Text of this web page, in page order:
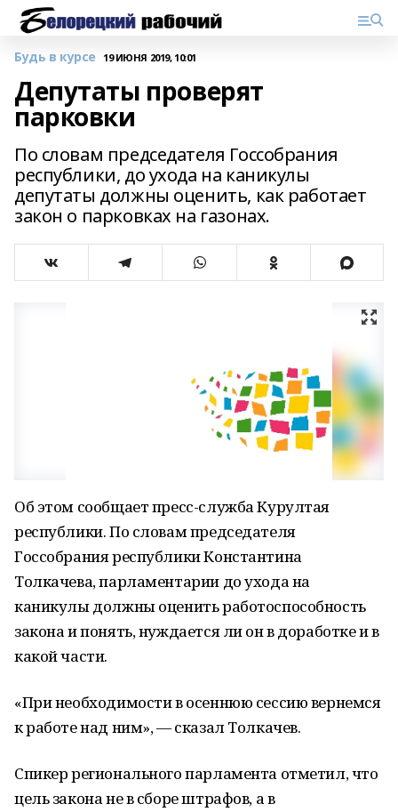
Будь в курсе 19 ИЮНЯ 2019, 10:01
Депутаты проверят
парковки
По словам председателя Госсобрания
республики, до ухода на каникулы
депутаты должны оценить, как работает
закон о парковках на газонах.
Об этом сообщает пресс-служба Курултая
республики. По словам председателя
Госсобрания республики Константина
Толкачева, парламентарии до ухода на
каникулы должны оценить работоспособность
закона и понять, нуждается ли он в доработке и в
какой части.
«При необходимости в осеннюю сессию вернемся
к работе над ним», — сказал Толкачев.
Спикер регионального парламента отметил, что
цель закона не в сборе штрафов, а в